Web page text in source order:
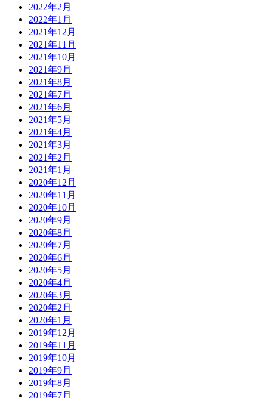
2022年2月
2022年1月
2021年12月
2021年11月
2021年10月
2021年9月
2021年8月
2021年7月
2021年6月
2021年5月
2021年4月
2021年3月
2021年2月
2021年1月
2020年12月
2020年11月
2020年10月
2020年9月
2020年8月
2020年7月
2020年6月
2020年5月
2020年4月
2020年3月
2020年2月
2020年1月
2019年12月
2019年11月
2019年10月
2019年9月
2019年8月
2019年7月